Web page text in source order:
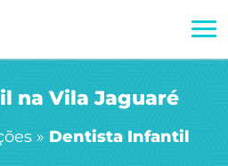
na Vila Jaguaré
» Dentista Infantil